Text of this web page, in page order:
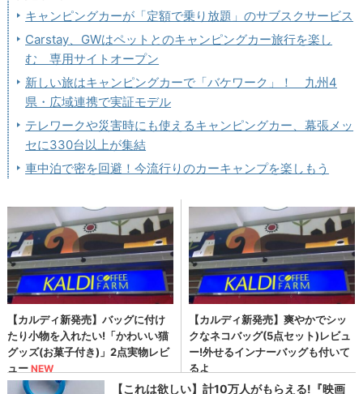
キャンピングカーが「定額で乗り放題」のサブスクサービス
Carstay、GWはペットとのキャンピングカー旅行を楽し
む 専用サイトオープン
新しい旅はキャンピングカーで「バケワーク」！ 九州4
県・広域連携で実証モデル
テレワークや災害時にも使えるキャンピングカー、幕張メッ
セに330台以上が集結
車中泊で密を回避！今流行りのカーキャンプを楽しもう